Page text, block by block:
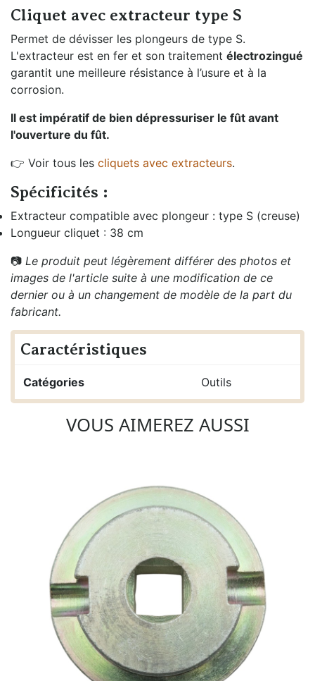
Cliquet avec extracteur type S
Permet de dévisser les plongeurs de type S.
L'extracteur est en fer et son traitement électrozingué
garantit une meilleure résistance à l’usure et à la
corrosion.
Il est impératif de bien dépressuriser le fût avant
l'ouverture du fût.
👉 Voir tous les cliquets avec extracteurs.
Spécificités :
Extracteur compatible avec plongeur : type S (creuse)
Longueur cliquet : 38 cm
📷 Le produit peut légèrement différer des photos et
images de l'article suite à une modification de ce
dernier ou à un changement de modèle de la part du
fabricant.
Caractéristiques
Catégories Outils
VOUS AIMEREZ AUSSI